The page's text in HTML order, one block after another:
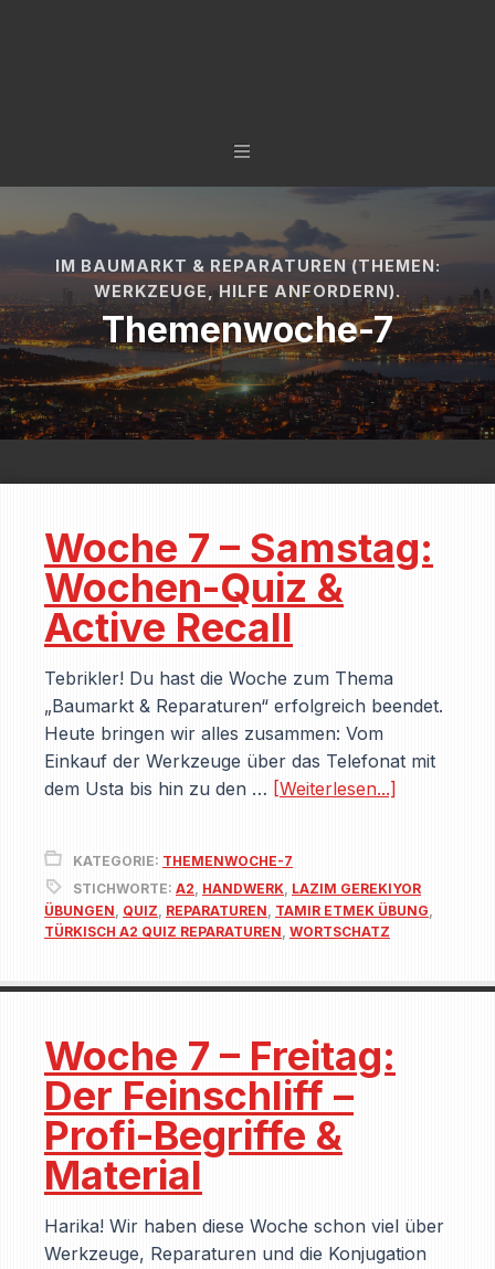
IM BAUMARKT & REPARATUREN (THEMEN:
WERKZEUGE, HILFE ANFORDERN).
Themenwoche-7
Woche 7 – Samstag:
Wochen-Quiz &
Active Recall
Tebrikler! Du hast die Woche zum Thema
„Baumarkt & Reparaturen“ erfolgreich beendet.
Heute bringen wir alles zusammen: Vom
Einkauf der Werkzeuge über das Telefonat mit
dem Usta bis hin zu den … [Weiterlesen...]
KATEGORIE: THEMENWOCHE-7
STICHWORTE: A2, HANDWERK, LAZIM GEREKIYOR
ÜBUNGEN, QUIZ, REPARATUREN, TAMIR ETMEK ÜBUNG,
TÜRKISCH A2 QUIZ REPARATUREN, WORTSCHATZ
Woche 7 – Freitag:
Der Feinschliff –
Profi-Begriffe &
Material
Harika! Wir haben diese Woche schon viel über
Werkzeuge, Reparaturen und die Konjugation